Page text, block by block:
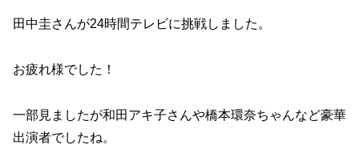
田中圭さんが24時間テレビに挑戦しました。
お疲れ様でした！
一部見ましたが和田アキ子さんや橋本環奈ちゃんなど豪華
出演者でしたね。